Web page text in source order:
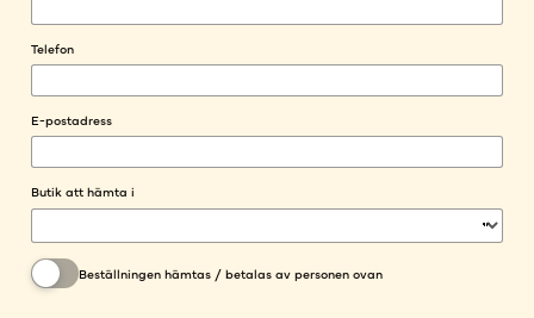
Telefon
E-postadress
Butik att hämta i
Beställningen hämtas / betalas av personen ovan